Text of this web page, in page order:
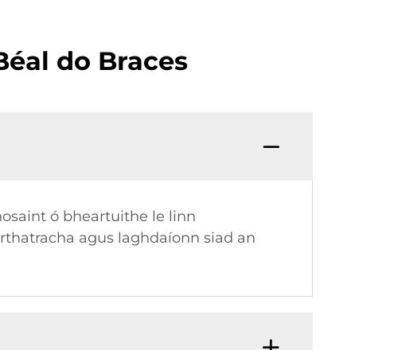
do Braces
ó bheartuithe le linn
agus laghdaíonn siad an